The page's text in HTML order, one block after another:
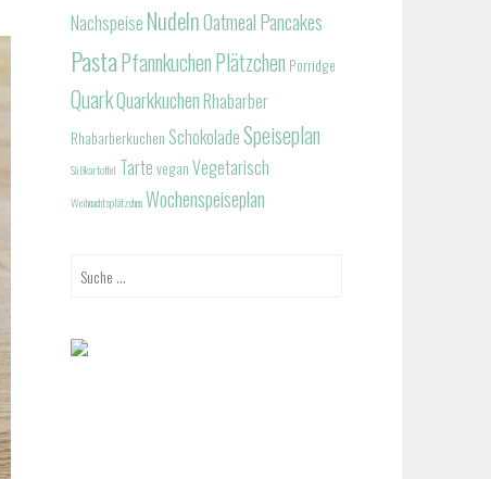
Nachspeise NudelnOatmealPancakes
PastaPfannkuchenPlätzchen Porridge
QuarkQuarkkuchen Rhabarber
Rhabarberkuchen SchokoladeSpeiseplan
Süßkartoffel Tarte vegan Vegetarisch
WeihnachtsplätzchenWochenspeiseplan
Suche